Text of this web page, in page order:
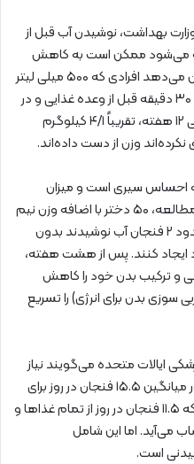
بهداشت، نوشیدن آب قبل از
می‌شود ممکن است به کاهش
وزن کمک کند. نتایج یک مطالعه نشان می‌دهد افرادی که ۵۰۰ میلی لیتر
یعنی کمی بیش از ۱۶ اونس آب حدود ۳۰ دقیقه قبل از وعده غذایی و در
طول روز به دلخواه خود می‌نوشند طی ۱۲ هفته، تقریباً ۴/۱ کیلوگرم
نکرده‌اند وزن از دست داده‌اند.
احساس سیری است و میزان
متابولیسم را افزایش می‌دهد. در یک مطالعه، ۵۰ دختر با اضافه وزن نیم
ساعت قبل از صبحانه، ناهار و شام حدود ۲ فنجان آب نوشیدند بدون
ایجاد کنند. پس از هشت هفته،
و ترکیب بدن خود را کاهش
سوزی بدن برای انرژی) را تسریع
ایالات متحده می‌گویند نیاز
به مایعات برای بزرگسالان سالم به طور میانگین ۱۵.۵ فنجان در روز برای
مردان ایده‌آل است. این در حالی است که ۱۱.۵ فنجان در روز از تمام غذاها و
می‌آید. اما این شامل
است.